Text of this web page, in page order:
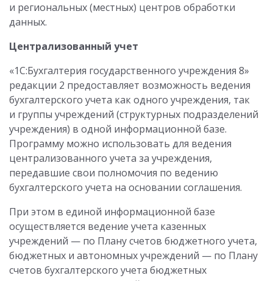
и региональных (местных) центров обработки
данных.
Централизованный учет
«1С:Бухгалтерия государственного учреждения 8»
редакции 2 предоставляет возможность ведения
бухгалтерского учета как одного учреждения, так
и группы учреждений (структурных подразделений
учреждения) в одной информационной базе.
Программу можно использовать для ведения
централизованного учета за учреждения,
передавшие свои полномочия по ведению
бухгалтерского учета на основании соглашения.
При этом в единой информационной базе
осуществляется ведение учета казенных
учреждений — по Плану счетов бюджетного учета,
бюджетных и автономных учреждений — по Плану
счетов бухгалтерского учета бюджетных